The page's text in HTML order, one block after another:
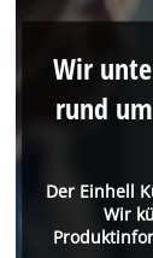
Der Einhell
Wir
Wir
rund